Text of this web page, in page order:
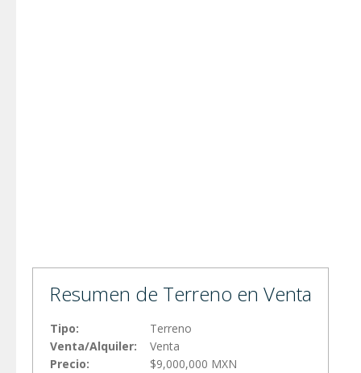
Resumen de Terreno en Venta
Tipo:
Terreno
Venta/Alquiler:
Venta
Precio:
$9,000,000 MXN